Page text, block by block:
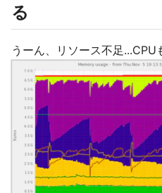
る
うーん、リソース不足